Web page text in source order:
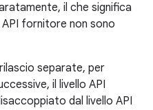
il che significa
API fornitore non sono
separate, per
il livello API
dal livello API